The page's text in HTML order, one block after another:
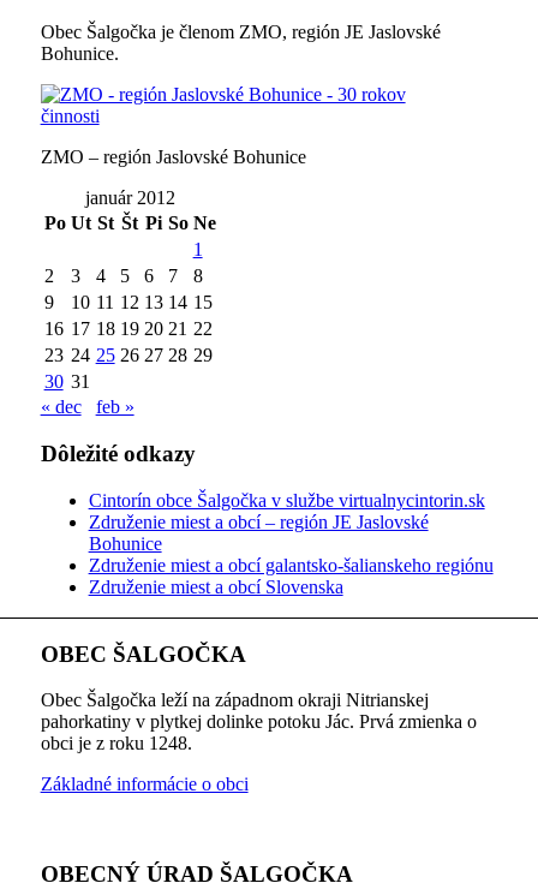
Obec Šalgočka je členom ZMO, región JE Jaslovské
Bohunice.
ZMO – región Jaslovské Bohunice
január 2012
Po Ut St Št Pi So Ne
1
2
3 4 5 6 7
8
9
10 11 12 13 14 15
16 17 18 19 20 21 22
23 24 25 26 27 28 29
30 31
« dec
feb »
Dôležité odkazy
Cintorín obce Šalgočka v službe virtualnycintorin.sk
Združenie miest a obcí – región JE Jaslovské
Bohunice
Združenie miest a obcí galantsko-šalianskeho regiónu
Združenie miest a obcí Slovenska
OBEC ŠALGOČKA
Obec Šalgočka leží na západnom okraji Nitrianskej
pahorkatiny v plytkej dolinke potoku Jác. Prvá zmienka o
obci je z roku 1248.
Základné informácie o obci
OBECNÝ ÚRAD ŠALGOČKA